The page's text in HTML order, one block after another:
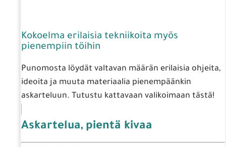
Kokoelma erilaisia tekniikoita myös
pienempiin töihin
Punomosta löydät valtavan määrän erilaisia ohjeita,
ideoita ja muuta materiaalia pienempäänkin
askarteluun. Tutustu kattavaan valikoimaan tästä!
Askartelua, pientä kivaa